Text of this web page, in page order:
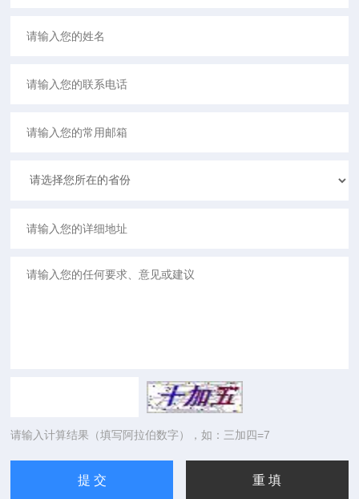
请输入计算结果（填写阿拉伯数字），如：三加四=7